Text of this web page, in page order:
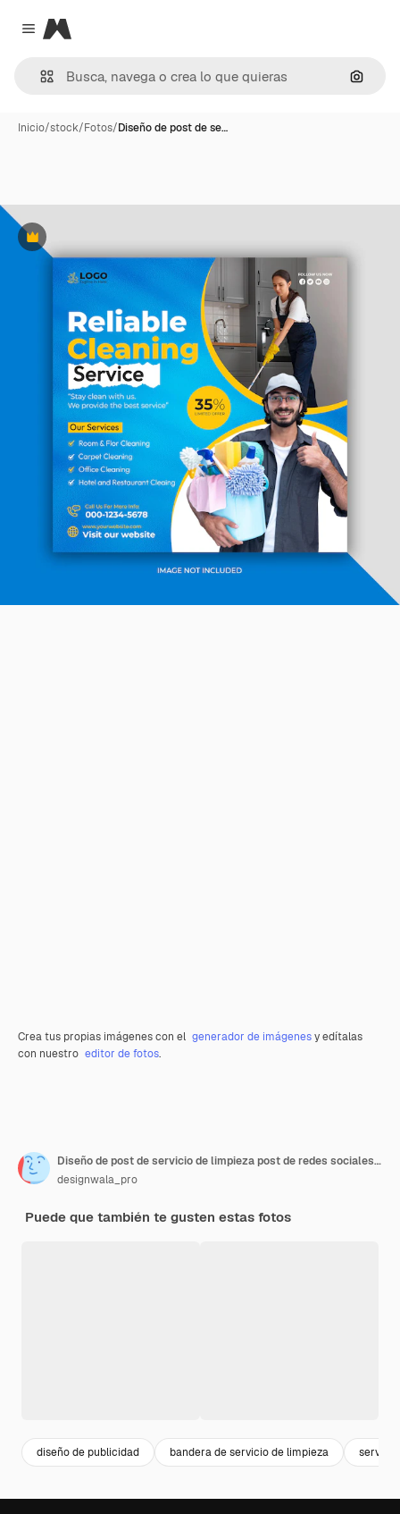
Close menu
Magnific
Inicio/stock/Fotos/Diseño de post de se…
Premium
Crea tus propias imágenes con el generador de imágenesy edítalas
con nuestro editor de fotos.
Diseño de post de servicio de limpieza post de redes sociales plantilla de post de limpieja confiable
designwala_pro
Puede que también te gusten estas fotos
diseño de publicidad bandera de servicio de limpieza